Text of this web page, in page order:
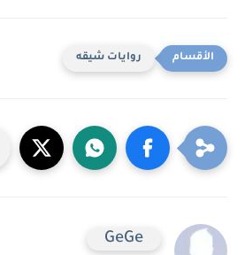
روايات شيقه
GeGe